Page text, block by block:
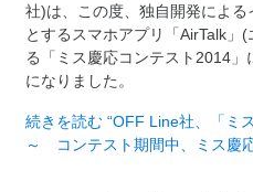
社)は、この度、独自開発によ
とするスマホアプリ「AirTalk」
る「ミス慶応コンテスト2014
になりました。
続きを読む “OFF Line社、「ミ
～ コンテスト期間中、ミス慶